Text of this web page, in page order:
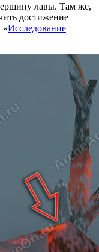
лавы. Там же,
достижение
«Исследование